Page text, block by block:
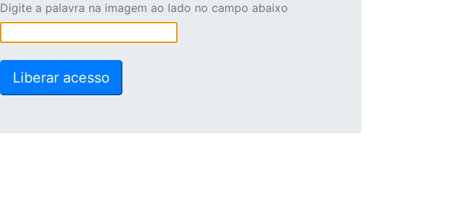
Digite a palavra na imagem ao lado no campo abaixo